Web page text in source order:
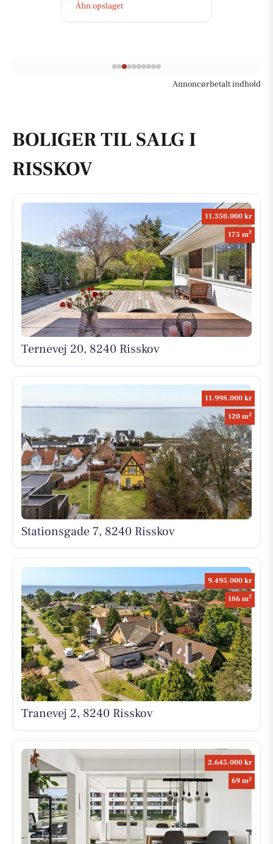
Åbn opslaget
Annoncørbetalt indhold
BOLIGER TIL SALG I
RISSKOV
11.350.000 kr
175 m2
Ternevej 20, 8240 Risskov
11.998.000 kr
120 m2
Stationsgade 7, 8240 Risskov
9.495.000 kr
186 m2
Tranevej 2, 8240 Risskov
2.645.000 kr
69 m2